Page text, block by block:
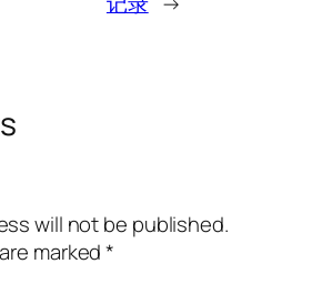
will not be published.
marked*